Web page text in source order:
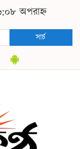
অপরাহ্ন
সার্চ